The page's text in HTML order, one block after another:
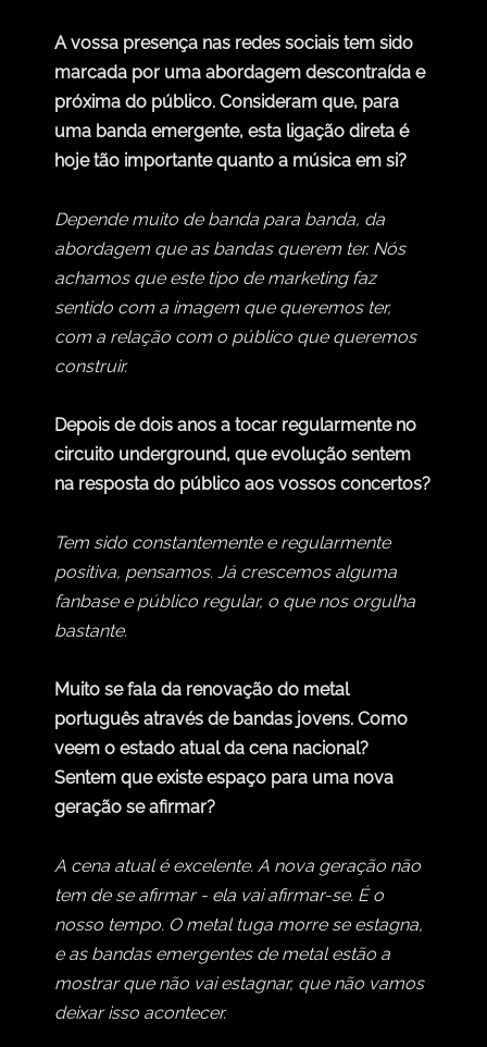
A vossa presença nas redes sociais tem sido
marcada por uma abordagem descontraída e
próxima do público. Consideram que, para
uma banda emergente, esta ligação direta é
hoje tão importante quanto a música em si?
Depende muito de banda para banda, da
abordagem que as bandas querem ter. Nós
achamos que este tipo de marketing faz
sentido com a imagem que queremos ter,
com a relação com o público que queremos
construir.
Depois de dois anos a tocar regularmente no
circuito underground, que evolução sentem
na resposta do público aos vossos concertos?
Tem sido constantemente e regularmente
positiva, pensamos. Já crescemos alguma
fanbase e público regular, o que nos orgulha
bastante.
Muito se fala da renovação do metal
português através de bandas jovens. Como
veem o estado atual da cena nacional?
Sentem que existe espaço para uma nova
geração se afirmar?
A cena atual é excelente. A nova geração não
tem de se afirmar - ela vai afirmar-se. É o
nosso tempo. O metal tuga morre se estagna,
e as bandas emergentes de metal estão a
mostrar que não vai estagnar, que não vamos
deixar isso acontecer.